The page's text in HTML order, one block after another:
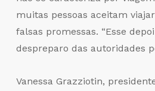
muitas pessoas aceitam
falsas promessas. “Esse
despreparo das autoridades
Vanessa Grazziotin,